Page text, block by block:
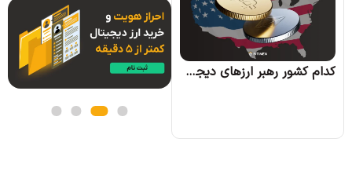
کدام کشور رهبر ارزهای دیجیتال خواهد شد؟